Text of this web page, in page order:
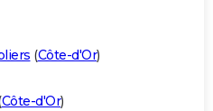
(Côte-d'Or)
Côte-d'Or)